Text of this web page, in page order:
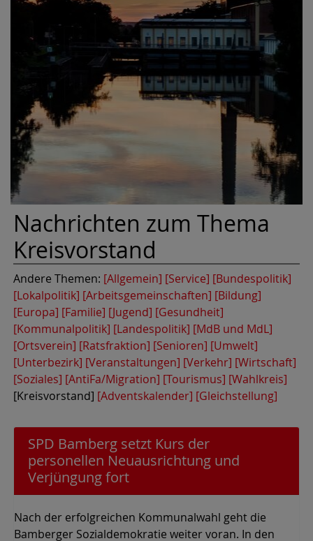
Nachrichten zum Thema
Kreisvorstand
Andere Themen: [Allgemein] [Service] [Bundespolitik]
[Lokalpolitik] [Arbeitsgemeinschaften] [Bildung]
[Europa] [Familie] [Jugend] [Gesundheit]
[Kommunalpolitik] [Landespolitik] [MdB und MdL]
[Ortsverein] [Ratsfraktion] [Senioren] [Umwelt]
[Unterbezirk] [Veranstaltungen] [Verkehr] [Wirtschaft]
[Soziales] [AntiFa/Migration] [Tourismus] [Wahlkreis]
[Kreisvorstand] [Adventskalender] [Gleichstellung]
SPD Bamberg setzt Kurs der
personellen Neuausrichtung und
Verjüngung fort
Nach der erfolgreichen Kommunalwahl geht die
Bamberger Sozialdemokratie weiter voran. In den